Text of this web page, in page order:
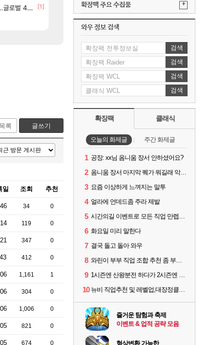
씨발 컬프프 클릭 미스낫네
메이플 파리바게트 본사에서 연락왔음 [135]
4위로 부상
[1]
아스오라 아키츠 아키나 성우 정보 및 주요 필모
리밋제로 프롤로그 테스트를 마치고.. (feat. 리아)
목록 글쓰기
일 조회 추천
34 0
119 0
347 0
412 0
1,161 1
304 0
1,006 0
821 0
674 0
확장팩 주요 수집품 +
와우 정보 검색
검색
검색
검색
검색
확장팩 클래식
오늘의 화제글 주간 화제글
1 공장: xx님 옴니움 장서 안하셨어요?
2 옴니움 장서 마지막 퀘가 뭐길래 악명이 높은거임?
3 요즘 이상하게 느껴지는 말투
4 얼라에 언데드좀 주라 제발
5 시간의길 이벤트로 모든 직업 만렙찍었는데...
6 화요일 미리 말한다
7 결국 돌고 돌아 와우
8 와린이 부부 직업 조합 추천 좀 부탁드립니다! 형님들!
9 1시즌엔 산왕분전 하다가 2시즌엔 학살무전을 하려고 알아보는데
10 뉴비 직업추천 및 레벨업,대장정클리어 시간이 궁금합니다!
즐거운 탐험과 축제
이벤트 & 업적 공략 모음
형상변환 가능한